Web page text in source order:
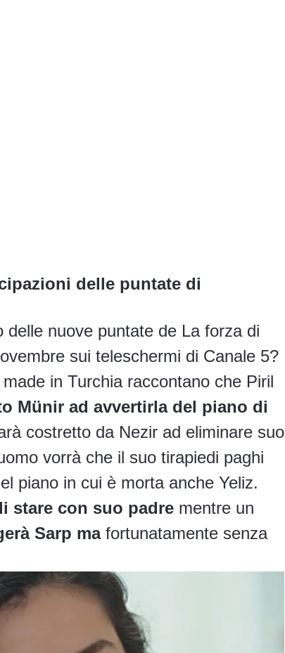
delle puntate di
delle nuove puntate de La forza di
sui teleschermi di Canale 5?
in Turchia raccontano che Piril
Münir ad avvertirla del piano di
costretto da Nezir ad eliminare suo
vorrà che il suo tirapiedi paghi
piano in cui è morta anche Yeliz.
stare con suo padre mentre un
Sarp mafortunatamente senza